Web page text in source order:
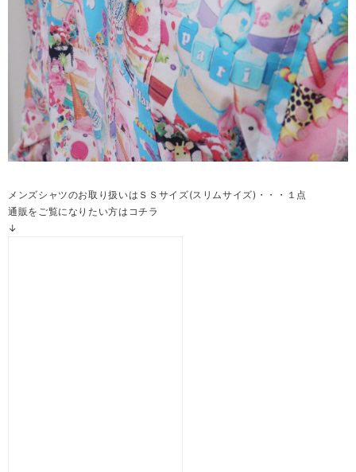
メンズシャツのお取り扱いはＳＳサイズ(スリムサイズ)・・・１点
通販をご覧になりたい方はコチラ
↓